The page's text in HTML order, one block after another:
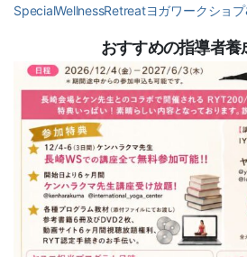
SpecialWellnessRetreatヨガワークショ
おすすめの指導者養